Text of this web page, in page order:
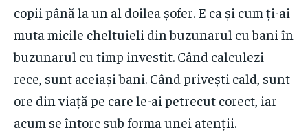
copii până la un al doilea șofer. E ca și cum ți-ai
muta micile cheltuieli din buzunarul cu bani în
buzunarul cu timp investit. Când calculezi
rece, sunt aceiași bani. Când privești cald, sunt
ore din viață pe care le-ai petrecut corect, iar
acum se întorc sub forma unei atenții.